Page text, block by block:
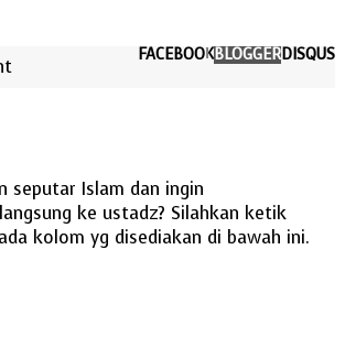
FACEBOOKBLOGGERDISQUS
seputar Islam dan ingin
ke ustadz? Silahkan ketik
kolom yg disediakan di bawah ini.